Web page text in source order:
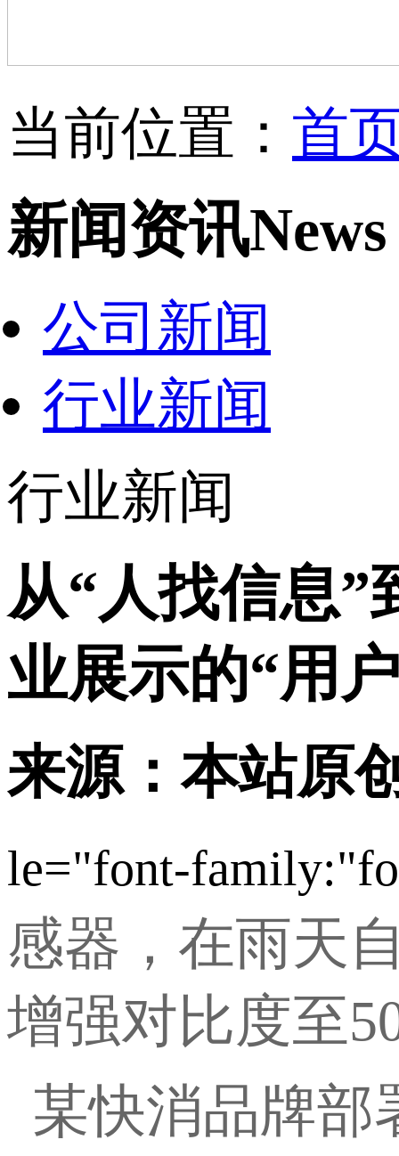
当前位置： 首
新闻资讯News
公司新闻
行业新闻
行业新闻
从“人找信息”
业展示的“用
来源：本站原
le="font-
感器，在雨天
增强对比度至
某快消品牌部